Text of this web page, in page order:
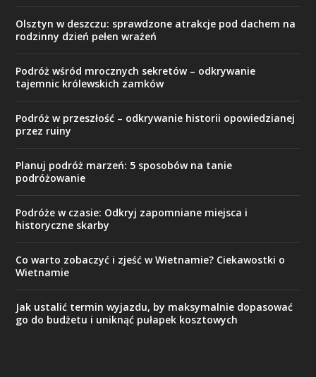
Olsztyn w deszczu: sprawdzone atrakcje pod dachem na
rodzinny dzień pełen wrażeń
Podróż wśród mrocznych sekretów – odkrywanie
tajemnic królewskich zamków
Podróż w przeszłość – odkrywanie historii opowiedzianej
przez ruiny
Planuj podróż marzeń: 5 sposobów na tanie
podróżowanie
Podróże w czasie: Odkryj zapomniane miejsca i
historyczne skarby
Co warto zobaczyć i zjeść w Wietnamie? Ciekawostki o
Wietnamie
Jak ustalić termin wyjazdu, by maksymalnie dopasować
go do budżetu i uniknąć pułapek kosztowych